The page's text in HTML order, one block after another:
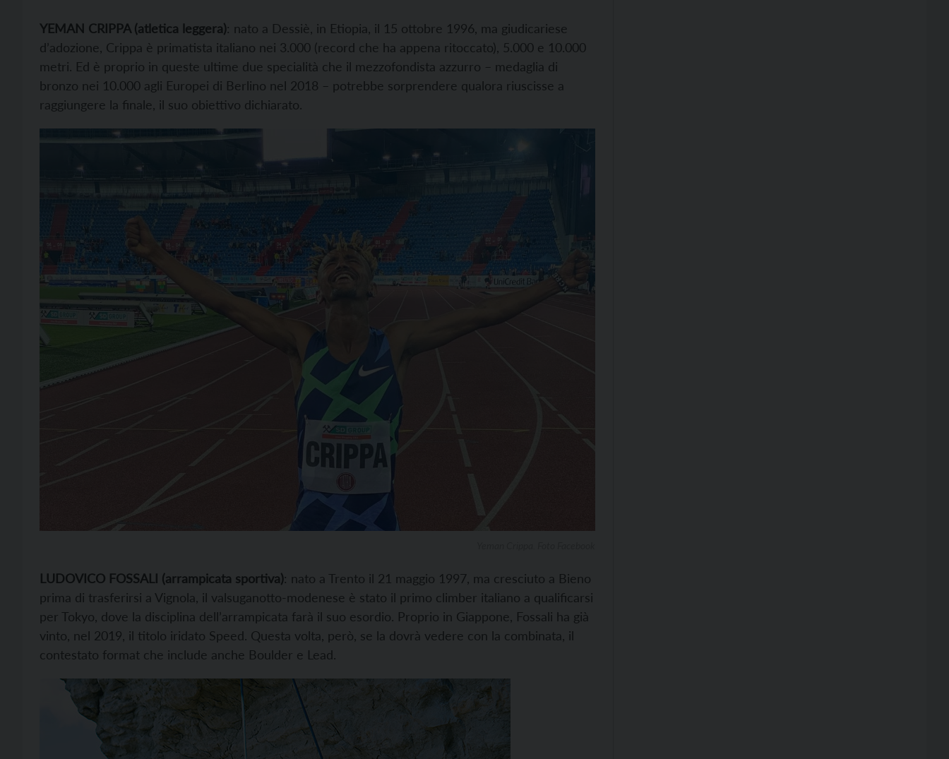
YEMAN CRIPPA (atletica leggera): nato a Dessiè, in Etiopia, il 15 ottobre 1996, ma giudicariese
d’adozione, Crippa è primatista italiano nei 3.000 (record che ha appena ritoccato), 5.000 e 10.000
metri. Ed è proprio in queste ultime due specialità che il mezzofondista azzurro – medaglia di
bronzo nei 10.000 agli Europei di Berlino nel 2018 – potrebbe sorprendere qualora riuscisse a
raggiungere la finale, il suo obiettivo dichiarato.
LUDOVICO FOSSALI (arrampicata sportiva): nato a Trento il 21 maggio 1997, ma cresciuto a Bieno
prima di trasferirsi a Vignola, il valsuganotto-modenese è stato il primo climber italiano a qualificarsi
per Tokyo, dove la disciplina dell’arrampicata farà il suo esordio. Proprio in Giappone, Fossali ha già
vinto, nel 2019, il titolo iridato Speed. Questa volta, però, se la dovrà vedere con la combinata, il
contestato format che include anche Boulder e Lead.